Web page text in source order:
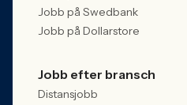
Jobb på Swedbank
Jobb på Dollarstore
Jobb efter bransch
Distansjobb